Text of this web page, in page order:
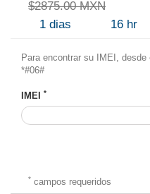
$2875.00 MXN
1 dias 16 hr
Para encontrar su IMEI,
*#06#
IMEI *
* campos requeridos